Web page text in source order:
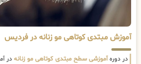
آموزش مبتدی کوتاهی مو زنانه در فردیس
در دورهآموزشی سطح مبتدی کوتاهی مو زنانه در